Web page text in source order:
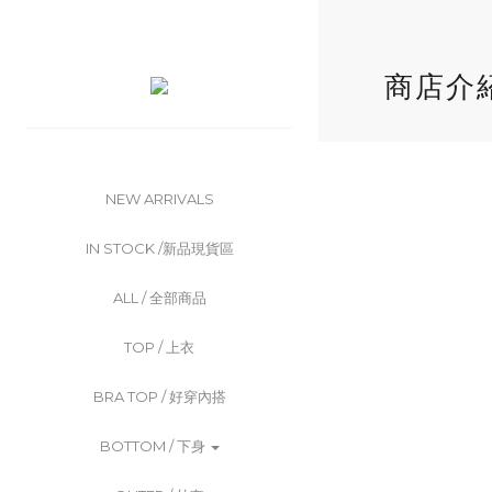
NEW ARRIVALS
IN STOCK /新品現貨區
ALL / 全部商品
TOP / 上衣
BRA TOP / 好穿內搭
BOTTOM / 下身
商店介